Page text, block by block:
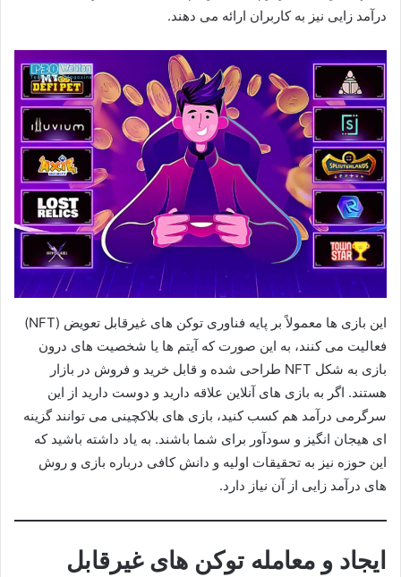
درآمد زایی نیز به کاربران ارائه می دهند.
این بازی ها معمولاً بر پایه فناوری توکن های غیرقابل تعویض (NFT)
فعالیت می کنند، به این صورت که آیتم ها یا شخصیت های درون
بازی به شکل NFT طراحی شده و قابل خرید و فروش در بازار
هستند. اگر به بازی های آنلاین علاقه دارید و دوست دارید از این
سرگرمی درآمد هم کسب کنید، بازی های بلاکچینی می توانند گزینه
ای هیجان انگیز و سودآور برای شما باشند. به یاد داشته باشید که
این حوزه نیز به تحقیقات اولیه و دانش کافی درباره بازی و روش
های درآمد زایی از آن نیاز دارد.
ایجاد و معامله توکن های غیرقابل